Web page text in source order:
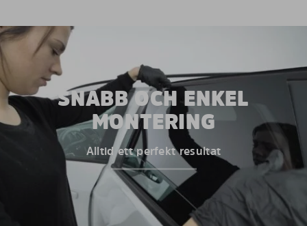
SNABB OCH ENKEL
MONTERING
Alltid ett perfekt resultat